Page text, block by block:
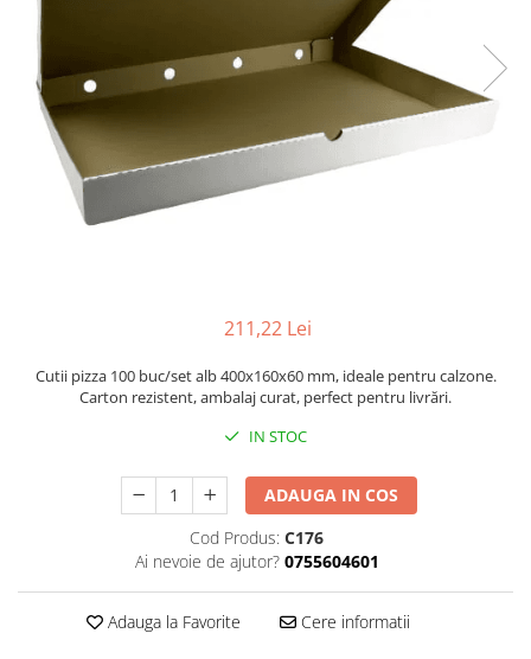
Cutii Clasice CO3 (BAX)
Cutii Clasice CO5 (BAX)
Cutii Cofetarie/ Patiserie
Cutii Prajituri Blank
Cutii Prajituri cu Display
Cutii Prajituri Generic
Cutii Tort Blank
Cutii Fast Food Blank
Cutii Pizza Blank
Cutii Pizza Generic
Triunghiuri si accesorii pizza
Sacose Plastic
211,22 Lei
Cutii pizza 100 buc/set alb 400x160x60 mm, ideale pentru calzone.
Carton rezistent, ambalaj curat, perfect pentru livrări.
IN STOC
ADAUGA IN COS
Cod Produs: C176
Ai nevoie de ajutor? 0755604601
Adauga la Favorite Cere informatii